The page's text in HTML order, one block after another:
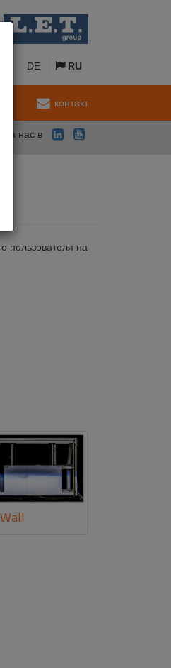
DE RU
контакт
на нас в
пользователя на